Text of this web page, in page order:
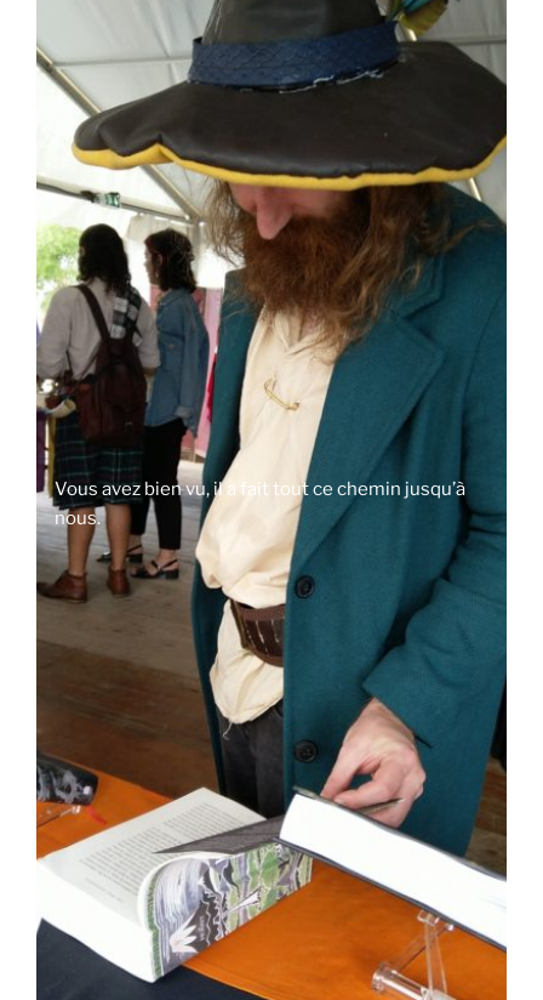
Vous avez bien vu, il a fait tout ce chemin jusqu’à
nous.